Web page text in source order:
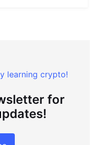
learning crypto!
for